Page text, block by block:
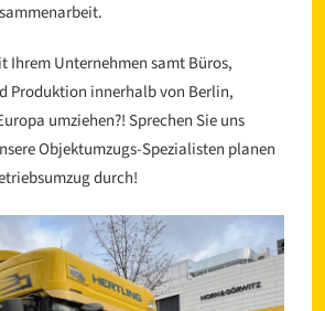
Ihrem Unternehmen samt Büros,
Produktion innerhalb von Berlin,
umziehen?! Sprechen Sie uns
Objektumzugs-Spezialisten planen
durch!